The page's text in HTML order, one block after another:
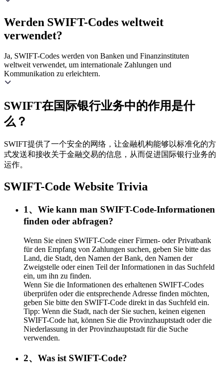
Werden SWIFT-Codes weltweit
verwendet?
Ja, SWIFT-Codes werden von Banken und Finanzinstituten
weltweit verwendet, um internationale Zahlungen und
Kommunikation zu erleichtern.
SWIFT在国际银行业务中的作用是什
么？
SWIFT提供了一个安全的网络，让金融机构能够以标准化的方
式发送和接收关于金融交易的信息，从而促进国际银行业务的
运作。
SWIFT-Code Website Trivia
1、Wie kann man SWIFT-Code-Informationen
finden oder abfragen?
Wenn Sie einen SWIFT-Code einer Firmen- oder Privatbank
für den Empfang von Zahlungen suchen, geben Sie bitte das
Land, die Stadt, den Namen der Bank, den Namen der
Zweigstelle oder einen Teil der Informationen in das Suchfeld
ein, um ihn zu finden.
Wenn Sie die Informationen des erhaltenen SWIFT-Codes
überprüfen oder die entsprechende Adresse finden möchten,
geben Sie bitte den SWIFT-Code direkt in das Suchfeld ein.
Tipp: Wenn die Stadt, nach der Sie suchen, keinen eigenen
SWIFT-Code hat, können Sie die Provinzhauptstadt oder die
Niederlassung in der Provinzhauptstadt für die Suche
verwenden.
2、Was ist SWIFT-Code?